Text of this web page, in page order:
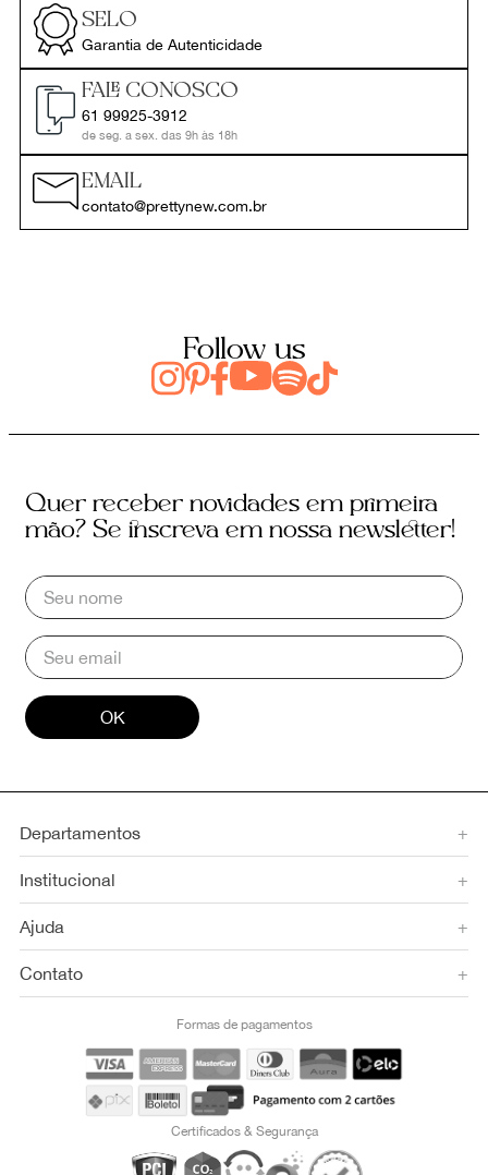
SELO
Garantia de Autenticidade
FALE CONOSCO
61 99925-3912
de seg. a sex. das 9h às 18h
EMAIL
contato@prettynew.com.br
Follow us
Quer receber novidades em primeira
mão? Se inscreva em nossa newsletter!
OK
Departamentos +
Institucional +
Ajuda +
Contato +
Formas de pagamentos
Certificados & Segurança